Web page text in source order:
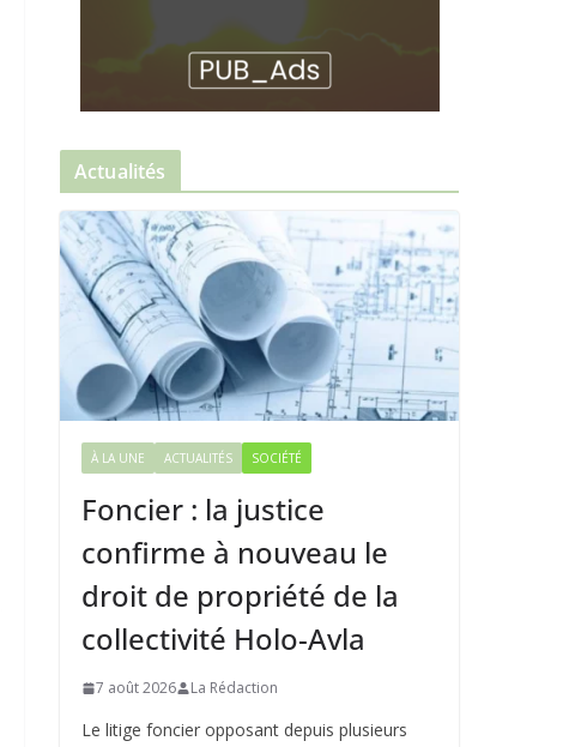
Actualités
À LA UNE ACTUALITÉS SOCIÉTÉ
Foncier : la justice
confirme à nouveau le
droit de propriété de la
collectivité Holo-Avla
7 août 2026 La Rédaction
Le litige foncier opposant depuis plusieurs